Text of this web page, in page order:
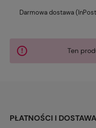
Darmowa dostawa
Ten
PŁATNOŚCI I DOSTAWA